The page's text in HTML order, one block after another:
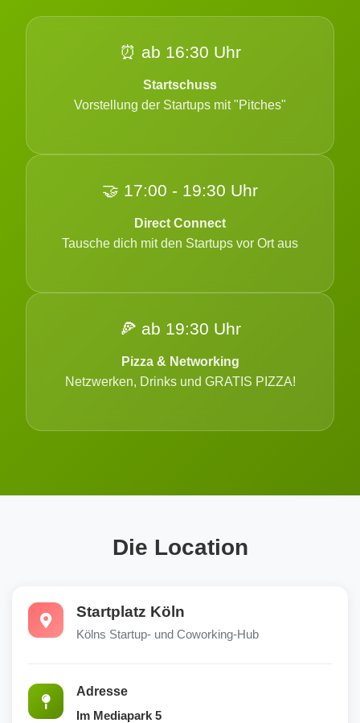
⏰ ab 16:30 Uhr
Startschuss
Vorstellung der Startups mit "Pitches"
🤝 17:00 - 19:30 Uhr
Direct Connect
Tausche dich mit den Startups vor Ort aus
🍕 ab 19:30 Uhr
Pizza & Networking
Netzwerken, Drinks und GRATIS PIZZA!
Die Location
Startplatz Köln
Kölns Startup- und Coworking-Hub
Adresse
Im Mediapark 5